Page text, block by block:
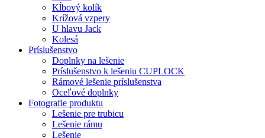
Kĺbový kolík
Krížová vzpery
U hlavu Jack
Kolesá
Príslušenstvo
Doplnky na lešenie
Príslušenstvo k lešeniu CUPLOCK
Rámové lešenie príslušenstva
Oceľové doplnky
Fotografie produktu
Lešenie pre trubicu
Lešenie rámu
Lešenie